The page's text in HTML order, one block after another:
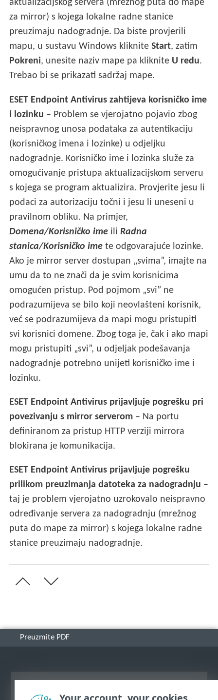
aktualizacijskog servera (mrežnog puta do mape
za mirror) s kojega lokalne radne stanice
preuzimaju nadogradnje. Da biste provjerili
mapu, u sustavu Windows klikniteStart, zatim
Pokreni, unesite naziv mape pa kliknite U redu.
Trebao bi se prikazati sadržaj mape.
ESET Endpoint Antivirus zahtijeva korisničko ime
i lozinku – Problem se vjerojatno pojavio zbog
neispravnog unosa podataka za autentikaciju
(korisničkog imena i lozinke) u odjeljku
nadogradnje. Korisničko ime i lozinka služe za
omogućivanje pristupa aktualizacijskom serveru
s kojega se program aktualizira. Provjerite jesu li
podaci za autorizaciju točni i jesu li uneseni u
pravilnom obliku. Na primjer,
Domena/Korisničko ime iliRadna
stanica/Korisničko ime te odgovarajuće lozinke.
Ako je mirror server dostupan „svima”, imajte na
umu da to ne znači da je svim korisnicima
omogućen pristup. Pod pojmom „svi” ne
podrazumijeva se bilo koji neovlašteni korisnik,
već se podrazumijeva da mapi mogu pristupiti
svi korisnici domene. Zbog toga je, čak i ako mapi
mogu pristupiti „svi”, u odjeljak podešavanja
nadogradnje potrebno unijeti korisničko ime i
lozinku.
ESET Endpoint Antivirus prijavljuje pogrešku pri
povezivanju s mirror serverom – Na portu
definiranom za pristup HTTP verziji mirrora
blokirana je komunikacija.
ESET Endpoint Antivirus prijavljuje pogrešku
prilikom preuzimanja datoteka za nadogradnju –
taj je problem vjerojatno uzrokovalo neispravno
određivanje servera za nadogradnju (mrežnog
puta do mape za mirror) s kojega lokalne radne
stanice preuzimaju nadogradnje.
Preuzmite PDF